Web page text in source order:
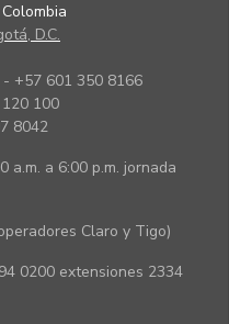
D.C.
+57 601 350 8166
100
8042
a.m. a 6:00 p.m. jornada
Claro y Tigo)
0200 extensiones 2334